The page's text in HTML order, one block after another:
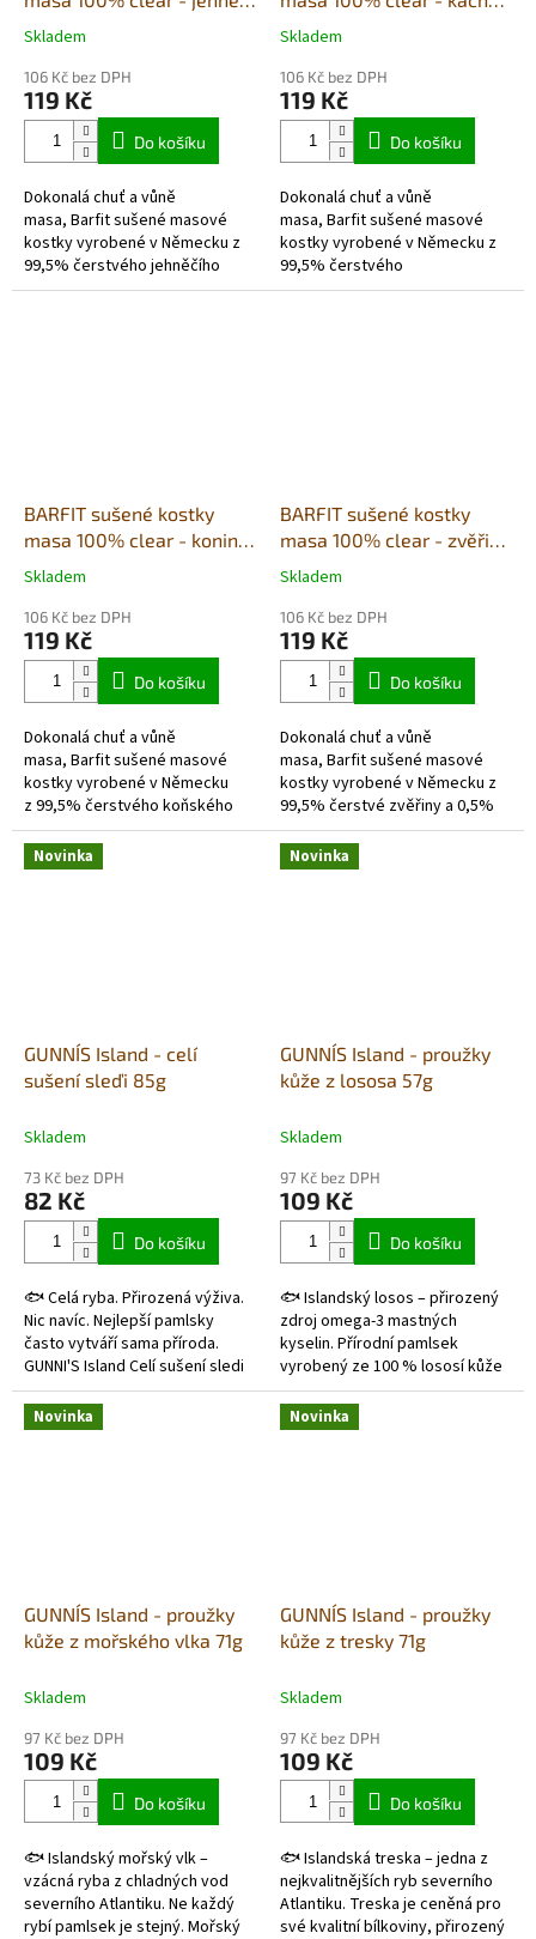
200g
Průměrné
produktu
je
hvězdiček.
Skladem
106 Kč bez DPH
119 Kč
Do košíku
Dokonalá chuť a vůně
masa, Barfit sušené masové
kostky vyrobené v Německu z
99,5% čerstvého jehněčího
masa a 0,5% rozdrcených
200g
Průměrné
produktu
je
hvězdiček.
Skladem
106 Kč bez DPH
119 Kč
Do košíku
Dokonalá chuť a vůně
masa, Barfit sušené masové
kostky vyrobené v Německu z
99,5% čerstvého
masa převážně regionálních
BARFIT sušené kostky
masa 100% clear - konina
200g
Průměrné
produktu
je
hvězdiček.
Skladem
106 Kč bez DPH
119 Kč
Do košíku
Dokonalá chuť a vůně
masa, Barfit sušené masové
kostky vyrobené v Německu
z 99,5% čerstvého koňského
masa převážně regionálních
zdrojů a 0,5% rozdrcených
skořápek z mušlí....
BARFIT sušené kostky
masa 100% clear - zvěřina
200g
Průměrné
produktu
je
hvězdiček.
Skladem
106 Kč bez DPH
119 Kč
Do košíku
Dokonalá chuť a vůně
masa, Barfit sušené masové
kostky vyrobené v Německu z
99,5% čerstvé zvěřiny a 0,5%
rozdrcených skořápek mušlí
převážně regionálních zdrojů.
Suroviny...
Novinka
GUNNI´S Island - celí
sušení sleďi 85g
Skladem
73 Kč bez DPH
82 Kč
Do košíku
🐟 Celá ryba. Přirozená výživa.
Nic navíc. Nejlepší pamlsky
často vytváří sama příroda.
GUNNI'S Island Celí sušení sledi
jsou vyrobeni ze 100 % celých
sleďů ulovených v...
Novinka
GUNNI´S Island - proužky
kůže z lososa 57g
Skladem
97 Kč bez DPH
109 Kč
Do košíku
🐟 Islandský losos – přirozený
zdroj omega-3 mastných
kyselin. Přírodní pamlsek
vyrobený ze 100 % lososí kůže
z čistých islandských vod.
Šetrně sušené proužky jsou
bohaté na...
Novinka
GUNNI´S Island - proužky
kůže z mořského vlka 71g
Skladem
97 Kč bez DPH
109 Kč
Do košíku
🐟 Islandský mořský vlk –
vzácná ryba z chladných vod
severního Atlantiku. Ne každý
rybí pamlsek je stejný. Mořský
Novinka
GUNNI´S Island - proužky
kůže z tresky 71g
Skladem
97 Kč bez DPH
109 Kč
Do košíku
🐟 Islandská treska – jedna z
nejkvalitnějších ryb severního
Atlantiku. Treska je ceněná pro
své kvalitní bílkoviny, přirozený